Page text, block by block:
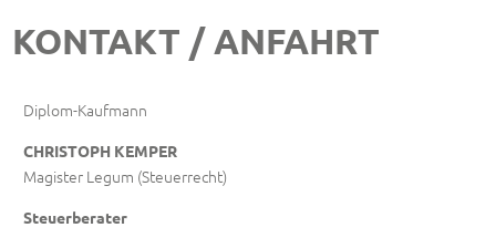
KONTAKT / ANFAHRT
Diplom-Kaufmann
CHRISTOPH KEMPER
Magister Legum (Steuerrecht)
Steuerberater